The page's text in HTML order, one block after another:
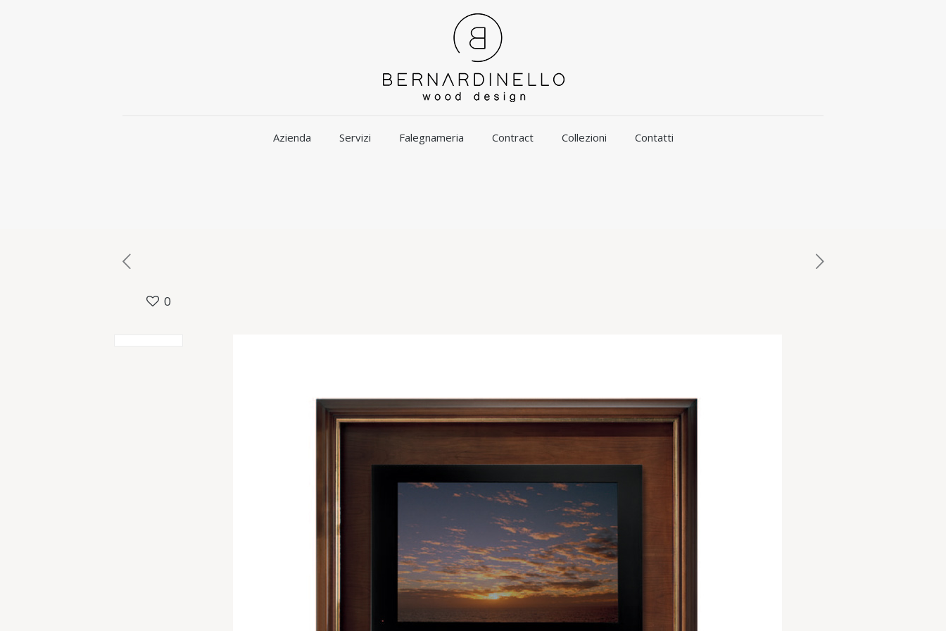
Azienda Servizi Falegnameria Contract Collezioni Contatti
0